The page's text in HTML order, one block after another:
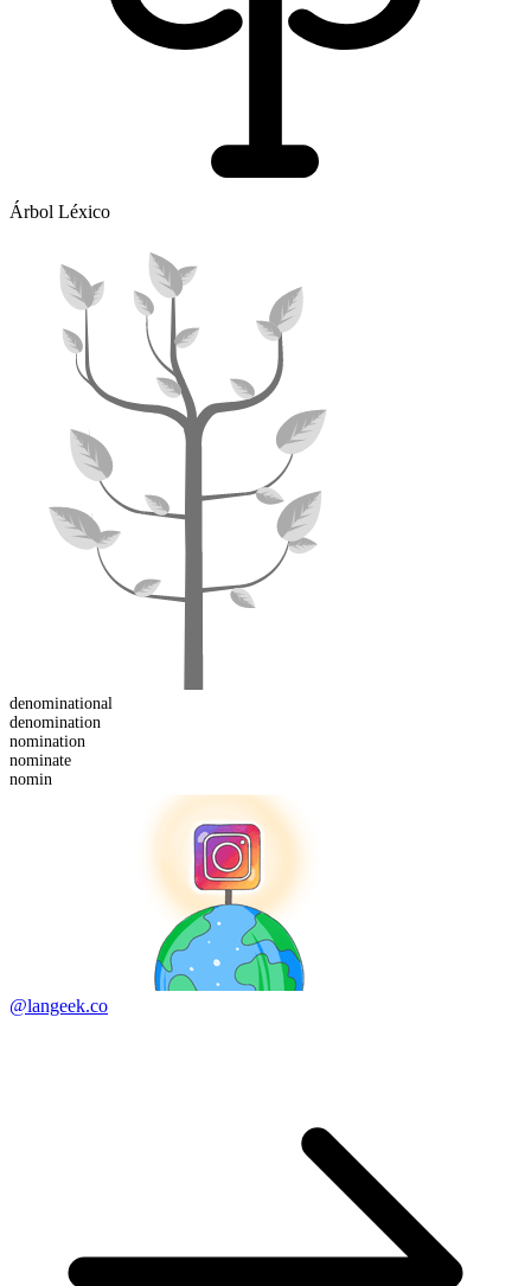
Árbol Léxico
denominational
denomination
nomination
nominate
nomin
@langeek.co